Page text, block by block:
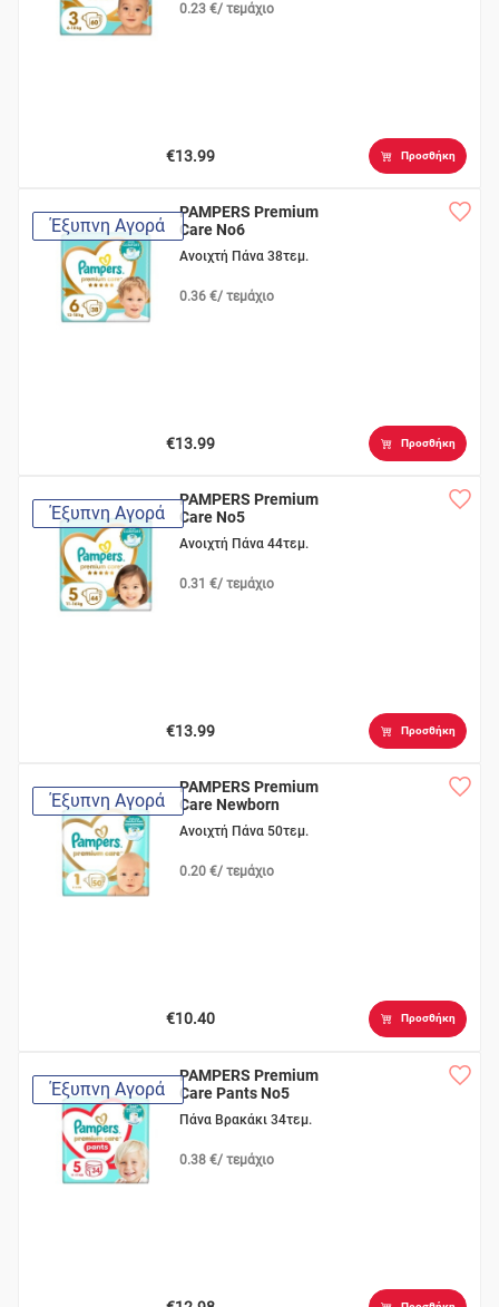
0.23 €/ τεμάχιο
€13.99 Προσθήκη
Έξυπνη Αγορά
PAMPERS Premium
Care No6
Ανοιχτή Πάνα 38τεμ.
0.36 €/ τεμάχιο
€13.99 Προσθήκη
Έξυπνη Αγορά
PAMPERS Premium
Care No5
Ανοιχτή Πάνα 44τεμ.
0.31 €/ τεμάχιο
€13.99 Προσθήκη
Έξυπνη Αγορά
PAMPERS Premium
Care Newborn
Ανοιχτή Πάνα 50τεμ.
0.20 €/ τεμάχιο
€10.40 Προσθήκη
Έξυπνη Αγορά
PAMPERS Premium
Care Pants No5
Πάνα Βρακάκι 34τεμ.
0.38 €/ τεμάχιο